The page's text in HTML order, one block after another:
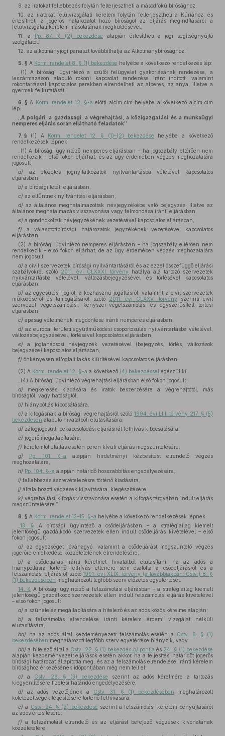
9. az iratokat fellebbezés folytán felterjesztheti a másodfokú bírósághoz,
10. az iratokat felülvizsgálati kérelem folytán felterjesztheti a Kúriához, és
értesítheti a jogerős határozatot hozó bíróságot az eljárás megindításáról a
felülvizsgálati kérelem másolatának megküldésével,
11. a
Pp. 87. § (2) bekezdése alapján értesítheti a jogi segítségnyújtó
szolgálatot,
12. az alkotmányjogi panaszt továbbíthatja az Alkotmánybírósághoz.”
5. § A Korm. rendelet 8. § (1) bekezdése helyébe a következő rendelkezés lép:
„(1) A bírósági ügyintéző a szülői felügyelet gyakorlásának rendezése, a
leszármazáson alapuló rokoni kapcsolat rendezése iránt indított, valamint
rokontartással kapcsolatos perekben elrendelheti az alperes, az anya, illetve a
gyermek felkutatását.”
6. § A Korm. rendelet 12. §-a előtti alcím cím helyébe a következő alcím cím
lép:
„A polgári, a gazdasági, a végrehajtási, a közigazgatási és a munkaügyi
nemperes eljárás során ellátható feladatok”
7. § (1) A Korm. rendelet 12. § (1)–(2) bekezdése helyébe a következő
rendelkezések lépnek:
„(1) A bírósági ügyintéző nemperes eljárásban – ha jogszabály eltérően nem
rendelkezik – első fokon eljárhat, és az ügy érdemében végzés meghozatalára
jogosult
a) az előzetes jognyilatkozatok nyilvántartásba vételével kapcsolatos
eljárásban,
b) a bírósági letéti eljárásban,
c) az eltűntnek nyilvánítási eljárásban,
d) az általános meghatalmazottak névjegyzékébe való bejegyzés, illetve az
általános meghatalmazás visszavonása vagy felmondása iránti eljárásban,
e) a gondnokoltak névjegyzékének vezetésével kapcsolatos eljárásban,
f) a választottbírósági határozatok jegyzékének vezetésével kapcsolatos
eljárásban.
(2) A bírósági ügyintéző nemperes eljárásban – ha jogszabály eltérően nem
rendelkezik – első fokon eljárhat, de az ügy érdemében végzés meghozatalára
nem jogosult
a) a civil szervezetek bírósági nyilvántartásáról és az ezzel összefüggő eljárási
szabályokról szóló 2011. évi CLXXXI. törvény
hatálya alá tartozó szervezetek
nyilvántartásba vételével, változásbejegyzésével és törlésével kapcsolatos
eljárásban,
b) az egyesülési jogról, a közhasznú jogállásról, valamint a civil szervezetek
működéséről és támogatásáról szóló 2011. évi CLXXV. törvény szerinti civil
szervezet végelszámolási, kényszer-végelszámolási és egyszerűsített törlési
eljárásban,
c) apaság vélelmének megdöntése iránti nemperes eljárásban,
d) az európai területi együttműködési csoportosulás nyilvántartásba vételével,
változásbejegyzésével, törlésével kapcsolatos eljárásban,
e) a jogtanácsosi névjegyzék vezetésével (bejegyzés, törlés, változások
bejegyzése) kapcsolatos eljárásban,
f) önkényesen elfoglalt lakás kiürítésével kapcsolatos eljárásban.”
(2) A Korm. rendelet 12. §-a a következő (4) bekezdéssel egészül ki:
„(4) A bírósági ügyintéző végrehajtási eljárásban első fokon jogosult
a) megkeresés kiadására és iratok beszerzésére a végrehajtótól, más
bíróságtól, vagy hatóságtól,
b) hiánypótlás kibocsátására,
c) a kifogásnak a bírósági végrehajtásról szóló 1994. évi LIII. törvény 217. § (5)
bekezdésén alapuló hivatalbóli elutasítására,
d) zálogjogosulti bekapcsolódási eljárásnál felhívás kibocsátására,
e) jogerő megállapítására,
f) kérelemtől elállás esetén peren kívüli eljárás megszüntetésére,
g)
Pp. 101. §-a
alapján hirdetményi kézbesítést elrendelő végzés
meghozatalára,
h) Pp. 104. §-a alapján határidő hosszabbítás engedélyezésére,
i) fellebbezés észrevételezésre történő kiadására,
j) általa hozott végzések kijavítására, kiegészítésére,
k) végrehajtási kifogás visszavonása esetén a kifogás tárgyában indult eljárás
megszüntetésére.”
8. § A Korm. rendelet 13–15. §-a helyébe a következő rendelkezések lépnek:
13. §
A bírósági ügyintéző a csődeljárásban – a stratégiailag kiemelt
jelentőségű gazdálkodó szervezetek ellen indult csődeljárás kivételével – első
fokon jogosult
a) az egyezséget jóváhagyó, valamint a csődeljárást megszüntető végzés
jogerőre emelkedése közzétételének elrendelésére;
b) a csődeljárás iránti kérelmet hivatalból elutasítani, ha az adós a
hiánypótlásra történő felhívás ellenére sem csatolta a csődeljárásról és a
felszámolási eljárásról szóló1991. évi XLIX. törvény (a továbbiakban: Cstv.) 8. §
(1) bekezdésében meghatározott legfőbb szerv előzetes egyetértését.
14. § A bírósági ügyintéző a felszámolási eljárásban – a stratégiailag kiemelt
jelentőségű gazdálkodó szervezetek ellen indult felszámolási eljárás kivételével
– első fokon jogosult
a) a szünetelés megállapítására a hitelező és az adós közös kérelme alapján;
b) a felszámolás elrendelése iránti kérelem érdemi vizsgálat nélküli
elutasítására,
ba) ha az adós által kezdeményezett felszámolás esetén a Cstv. 8. § (1)
bekezdésében meghatározott legfőbb szerv egyetértése hiányzik, vagy
bb) a hitelező által a Cstv. 22. § (1) bekezdés b) pontja és 24. § (1) bekezdése
alapján kezdeményezett eljárások esetén akkor, ha a teljesítési határidőt jogerős
bírósági határozat állapította meg, és az a felszámolás elrendelése iránti kérelem
bírósághoz érkezésének időpontjában még nem telt el;
c) a Cstv. 26. § (3) bekezdése szerint az adós kérelmére a tartozás
kiegyenlítésére fizetési határidő engedélyezésére;
d) az adós vezetőjének a Cstv. 31. § (1) bekezdésében meghatározott
kötelezettségek teljesítésére történő felhívására;
e) a Cstv. 24. § (2) bekezdése szerint a felszámolási kérelem benyújtásáról
az adós értesítésére;
f) a felszámolást elrendelő és az eljárást befejező végzések kivonatának
közzétételére;